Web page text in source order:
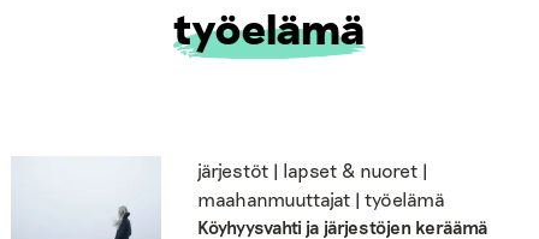
työelämä
järjestöt | lapset & nuoret |
maahanmuuttajat | työelämä
Köyhyysvahti ja järjestöjen keräämä